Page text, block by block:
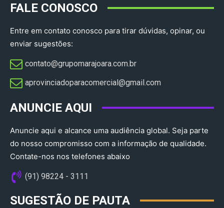
FALE CONOSCO
Entre em contato conosco para tirar dúvidas, opinar, ou
enviar sugestões:
contato@grupomarajoara.com.br
aprovinciadoparacomercial@gmail.com​
ANUNCIE AQUI
Anuncie aqui e alcance uma audiência global. Seja parte
do nosso compromisso com a informação de qualidade.
Contate-nos nos telefones abaixo
(91) 98224 - 3111
SUGESTÃO DE PAUTA